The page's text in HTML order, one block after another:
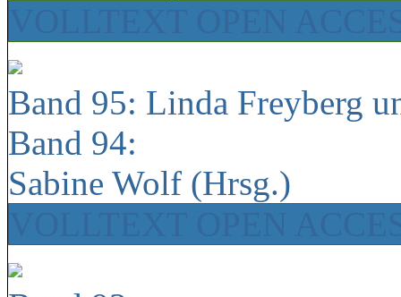
Band 95: Linda Freyberg
Band 94:
Sabine Wolf (Hrsg.)